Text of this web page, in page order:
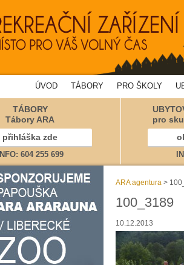
ÚVOD TÁBORY PRO ŠKOLY
TÁBORY
Tábory ARA
přihláška zde
INFO: 604 255 699
pro
ARA agentura >
100_3189
10.12.2013